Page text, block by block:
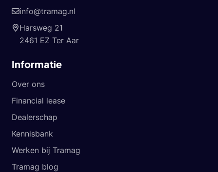
info@tramag.nl
Harsweg 21
2461 EZ Ter Aar
Informatie
Over ons
Financial lease
Dealerschap
Kennisbank
Werken bij Tramag
Tramag blog